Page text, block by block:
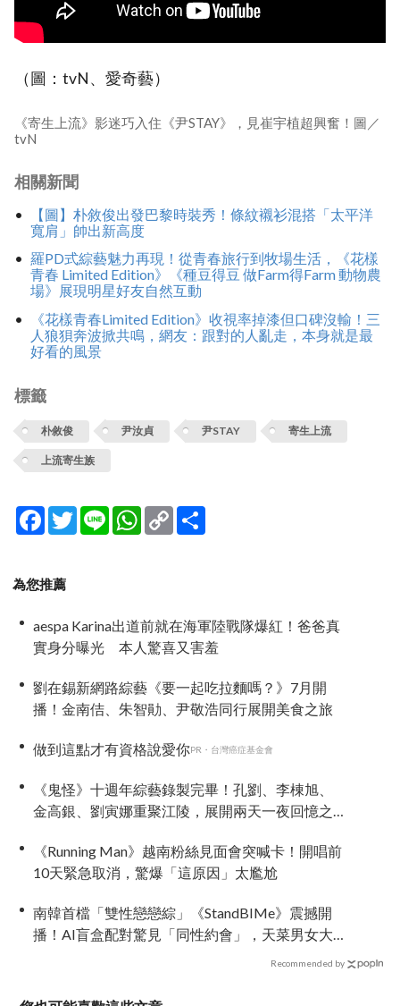
（圖：tvN、愛奇藝）
《寄生上流》影迷巧入住《尹STAY》，見崔宇植超興奮！圖／
tvN
相關新聞
【圖】朴敘俊出發巴黎時裝秀！條紋襯衫混搭「太平洋
寬肩」帥出新高度
羅PD式綜藝魅力再現！從青春旅行到牧場生活，《花樣
青春 Limited Edition》《種豆得豆 做Farm得Farm 動物農
場》展現明星好友自然互動
《花樣青春Limited Edition》收視率掉漆但口碑沒輸！三
人狼狽奔波掀共鳴，網友：跟對的人亂走，本身就是最
好看的風景
標籤
朴敘俊 尹汝貞 尹STAY 寄生上流
上流寄生族
Facebook
TwitterLine WhatsApp
Copy
Link
為您推薦
aespa Karina出道前就在海軍陸戰隊爆紅！爸爸真
實身分曝光 本人驚喜又害羞
劉在錫新網路綜藝《要一起吃拉麵嗎？》7月開
播！金南佶、朱智勛、尹敬浩同行展開美食之旅
做到這點才有資格說愛你PR・台灣癌症基金會
《鬼怪》十週年綜藝錄製完畢！孔劉、李棟旭、
金高銀、劉寅娜重聚江陵，展開兩天一夜回憶之
《Running Man》越南粉絲見面會突喊卡！開唱前
10天緊急取消，驚爆「這原因」太尷尬
南韓首檔「雙性戀戀綜」《StandBIMe》震撼開
播！AI盲盒配對驚見「同性約會」，天菜男女大
Recommended by